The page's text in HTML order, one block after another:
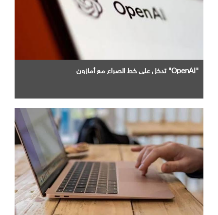
"OpenAI" تدخل علي خط الصراع مع أمازون